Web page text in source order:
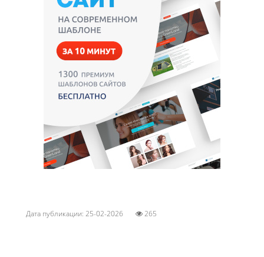
Дата публикации: 25-02-2026 265